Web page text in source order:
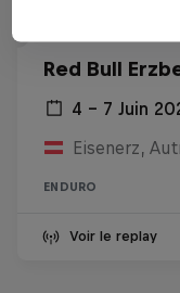
Red Bull
4 – 7 Juin
Eisenerz,
ENDURO
Voir le replay